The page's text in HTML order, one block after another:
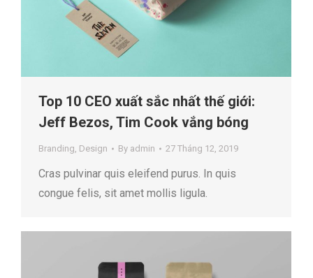
Top 10 CEO xuất sắc nhất thế giới:
Jeff Bezos, Tim Cook vắng bóng
Branding, Design By admin 27 Tháng 12, 2019
Cras pulvinar quis eleifend purus. In quis
congue felis, sit amet mollis ligula.